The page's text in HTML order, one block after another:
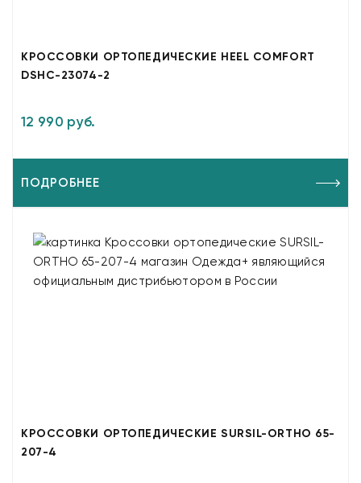
КРОССОВКИ ОРТОПЕДИЧЕСКИЕ HEEL COMFORT
DSHC-23074-2
12 990 руб.
ПОДРОБНЕЕ
КРОССОВКИ ОРТОПЕДИЧЕСКИЕ SURSIL-ORTHO 65-
207-4